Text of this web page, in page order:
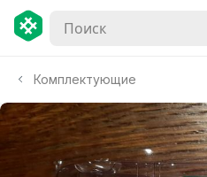
Комплектующие